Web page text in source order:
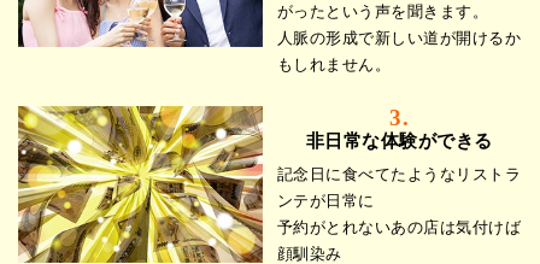
がったという声を聞きます。
人脈の形成で新しい道が開けるか
もしれません。
3.
非日常な体験ができる
記念日に食べてたようなリストラ
ンテが日常に
予約がとれないあの店は気付けば
顔馴染み